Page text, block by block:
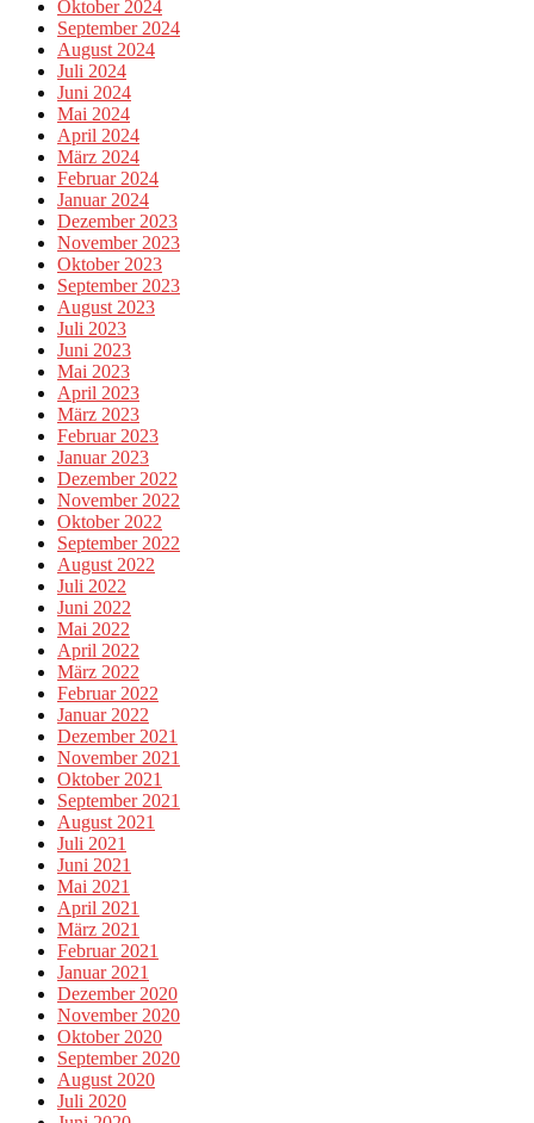
Oktober 2024
September 2024
August 2024
Juli 2024
Juni 2024
Mai 2024
April 2024
März 2024
Februar 2024
Januar 2024
Dezember 2023
November 2023
Oktober 2023
September 2023
August 2023
Juli 2023
Juni 2023
Mai 2023
April 2023
März 2023
Februar 2023
Januar 2023
Dezember 2022
November 2022
Oktober 2022
September 2022
August 2022
Juli 2022
Juni 2022
Mai 2022
April 2022
März 2022
Februar 2022
Januar 2022
Dezember 2021
November 2021
Oktober 2021
September 2021
August 2021
Juli 2021
Juni 2021
Mai 2021
April 2021
März 2021
Februar 2021
Januar 2021
Dezember 2020
November 2020
Oktober 2020
September 2020
August 2020
Juli 2020